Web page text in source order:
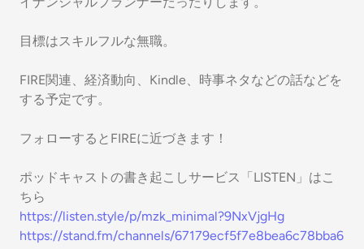
目標はスキルフルな無職。
FIRE関連、経済動向、Kindle、時事ネタなどの話などを
する予定です。
フォローするとFIREに近づきます！
ポッドキャストの書き起こしサービス「LISTEN」はこ
ちら
https://listen.style/p/mzk_minimal?9NxVjgHg
https://stand.fm/channels/67179ecf5f7e8bea6c78bba6